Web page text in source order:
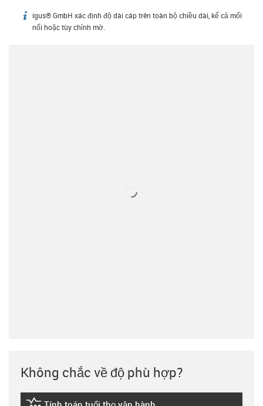
igus-icon-info
igus® GmbH xác định độ dài cáp trên toàn bộ chiều dài, kể cả mối
nối hoặc tùy chỉnh mờ.
Không chắc về độ phù hợp?